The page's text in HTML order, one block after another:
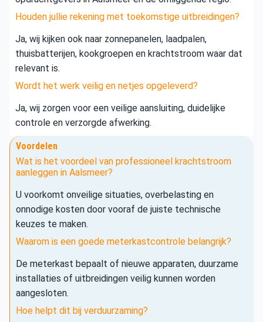
Houden jullie rekening met toekomstige uitbreidingen?
Ja, wij kijken ook naar zonnepanelen, laadpalen,
thuisbatterijen, kookgroepen en krachtstroom waar dat
relevant is.
Wordt het werk veilig en netjes opgeleverd?
Ja, wij zorgen voor een veilige aansluiting, duidelijke
controle en verzorgde afwerking.
Voordelen
Wat is het voordeel van professioneel krachtstroom
aanleggen in Aalsmeer?
U voorkomt onveilige situaties, overbelasting en
onnodige kosten door vooraf de juiste technische
keuzes te maken.
Waarom is een goede meterkastcontrole belangrijk?
De meterkast bepaalt of nieuwe apparaten, duurzame
installaties of uitbreidingen veilig kunnen worden
aangesloten.
Hoe helpt dit bij verduurzaming?